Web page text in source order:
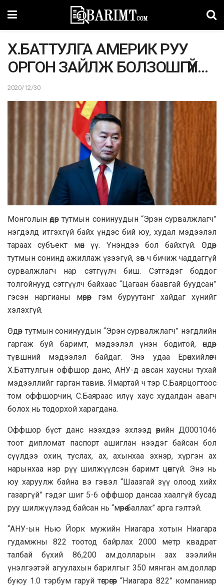
Х.БАТТУЛГА АМЕРИК РУУ
ОРГОН ЗАЙЛЖ БОЛЗОШГҮЙ…
2020/12/30
Монголын өдөр тутмын сонинуудын “Эрэн сурвалжлагч”
нэгдэлд итгэхгүй байх үндэс бий юу, худал мэдээлэл
тараах субъект мөн үү. Үнэндээ бол байхгүй. Өдөр
тутмын сонинд ажиллаж үзээгүй, зөв ч бичиж чаддаггүй
сурвалжлагч нар сэтгүүлч биш. Сэтгэдэг боддог
толгойнууд сэтгүүлч байхаас “Цагаан баавгай буудсан”
гэсэн наргианы мөрөөр гэм буруутанг хайдаг хүнийг
хэлэхгүй.
Өдөр тутмын сонинуудын “Эрэн сурвалжлагч” нэгдлийн
гаргаж буй баримт, мэдээлэл үнэн бодитой, өндөр
түвшний мэдээлэл байдаг. Энэ удаа Ерөнхийлөгч
Х.Баттулгын оффшор данс, АНУ-д авсан хаусны тухай
мэдээллийг гарган тавив. Ямартай ч тэр С.Баярцогтоос
том оффшорчин, С.Баяраас илүү хаус худалдан авагч
болох нь тодорхой харагдана.
Оффшор бүст данс нээхдээ эхлээд өөрийн Д0001046
тоот дипломат паспорт ашиглан нээдэг байсан бол
сүүлдээ охин, туслах, ах, ахынхаа эхнэр, хүргэн ах
нарынхаа нэр рүү шилжүүлсэн баримт цөөнгүй. Энэ нь
юу харуулж байна вэ гэвэл “Шаазгай зүү олоод хийх
газаргүй” гэдэг шиг 5-6 оффшор дансаа хаалгүй бусад
руу шилжүүлээд байсан нь “мөрөө баллах” арга гэлтэй.
“АНУ-ын Нью Йорк мужийн Ниагара хотын Ниагара
гудамжны 822 тоотод байрлах 2000 метр квадрат
талбай бүхий 86,200 ам.долларын зах зээлийн
үнэлгээтэй агуулахын барилгыг 350 мянган ам.доллар
буюу 1.0 тэрбум гаруй төгрөгөөр “Ниагара 822” компаниар